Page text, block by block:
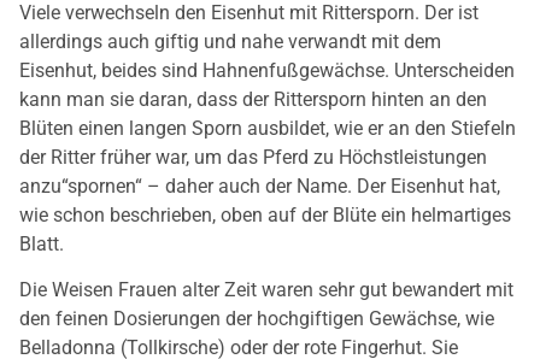
Viele verwechseln den Eisenhut mit Rittersporn. Der ist
allerdings auch giftig und nahe verwandt mit dem
Eisenhut, beides sind Hahnenfußgewächse. Unterscheiden
kann man sie daran, dass der Rittersporn hinten an den
Blüten einen langen Sporn ausbildet, wie er an den Stiefeln
der Ritter früher war, um das Pferd zu Höchstleistungen
anzu“spornen“ – daher auch der Name. Der Eisenhut hat,
wie schon beschrieben, oben auf der Blüte ein helmartiges
Blatt.
Die Weisen Frauen alter Zeit waren sehr gut bewandert mit
den feinen Dosierungen der hochgiftigen Gewächse, wie
Belladonna (Tollkirsche) oder der rote Fingerhut. Sie